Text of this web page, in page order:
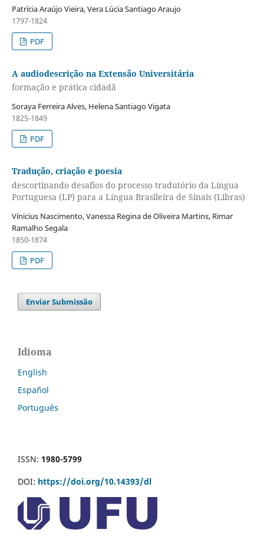
Patrícia Araújo Vieira, Vera Lúcia Santiago Araujo
1797-1824
PDF
A audiodescrição na Extensão Universitária
formação e prática cidadã
Soraya Ferreira Alves, Helena Santiago Vigata
1825-1849
PDF
Tradução, criação e poesia
descortinando desafios do processo tradutório da Língua
Portuguesa (LP) para a Língua Brasileira de Sinais (Libras)
Vínicius Nascimento, Vanessa Regina de Oliveira Martins, Rimar
Ramalho Segala
1850-1874
PDF
Enviar Submissão
Idioma
English
Español
Português
ISSN: 1980-5799
DOI: https://doi.org/10.14393/dl